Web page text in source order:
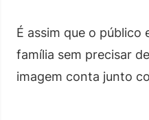
É assim que o
família sem precisar
imagem conta junto